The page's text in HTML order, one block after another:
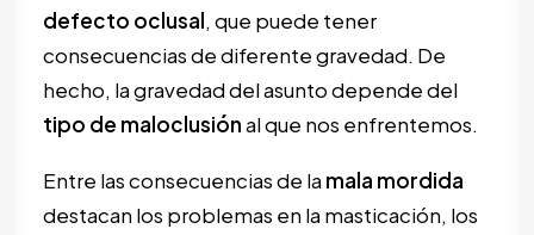
defecto oclusal, que puede tener
consecuencias de diferente gravedad. De
hecho, la gravedad del asunto depende del
tipo de maloclusiónal que nos enfrentemos.
Entre las consecuencias de la mala mordida
destacan los problemas en la masticación, los